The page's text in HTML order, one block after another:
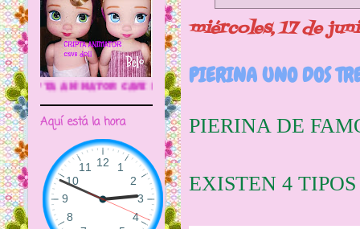
miércoles, 17 de
PIERINA UNO DOS
PIERINA DE
EXISTEN 4
DOLL
Aquí está la hora